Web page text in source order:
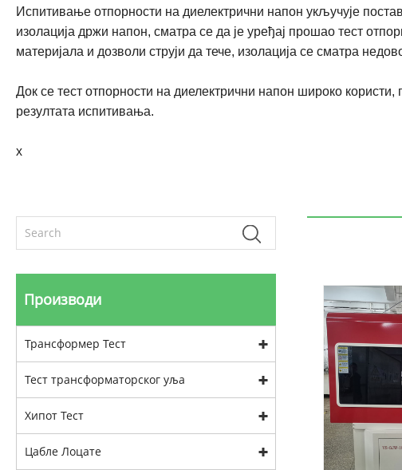
Испитивање отпорности на диелектрични напон укључује
изолација држи напон, сматра се да је уређај прошао тест
материјала и дозволи струји да тече, изолација се сматра
Док се тест отпорности на диелектрични напон широко
резултата испитивања.
x
Производи
Трансформер Тест
Тест трансформаторског уља
Хипот Тест
Цабле Лоцате